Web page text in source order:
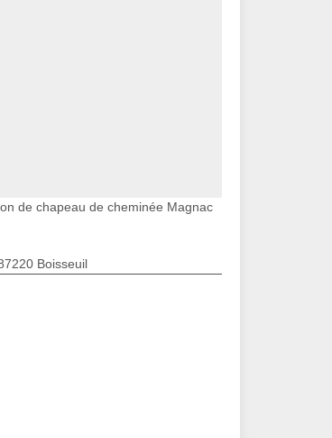
de chapeau de cheminée Magnac
Boisseuil